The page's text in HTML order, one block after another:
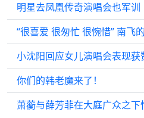
明星去凤凰传奇演唱会也军训
“很喜爱 很匆忙 很惋惜” 南飞
小沈阳回应女儿演唱会表现获
你们的韩老魔来了！